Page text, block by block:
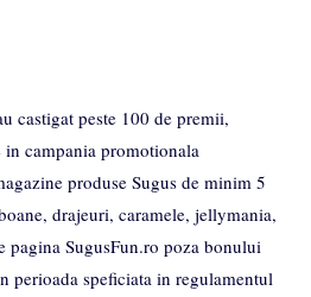
castigat peste 100 de premii,
campania promotionala
produse Sugus de minim 5
drajeuri, caramele, jellymania,
pagina SugusFun.ro poza bonului
perioada speficiata in regulamentul